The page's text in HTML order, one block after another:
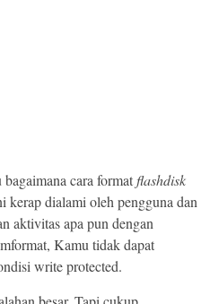
cara formatflashdisk
kerap dialami oleh pengguna dan
aktivitas apa pun dengan
Kamu tidak dapat
write protected.